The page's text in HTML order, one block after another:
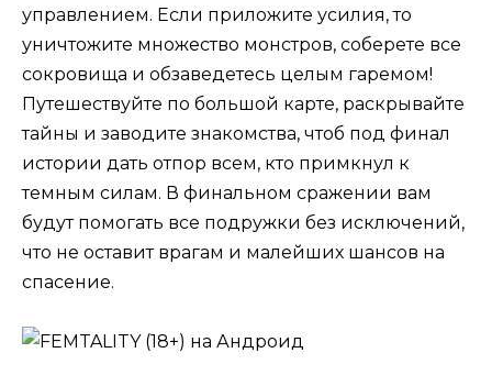
управлением. Если приложите усилия, то
уничтожите множество монстров, соберете все
сокровища и обзаведетесь целым гаремом!
Путешествуйте по большой карте, раскрывайте
тайны и заводите знакомства, чтоб под финал
истории дать отпор всем, кто примкнул к
темным силам. В финальном сражении вам
будут помогать все подружки без исключений,
что не оставит врагам и малейших шансов на
спасение.